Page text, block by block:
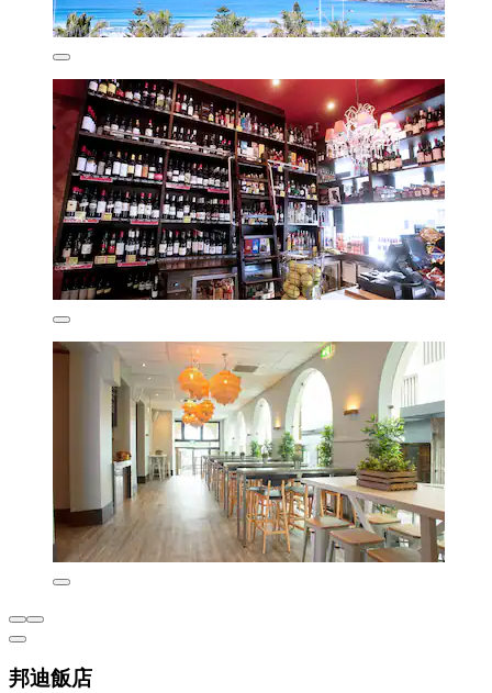
邦迪飯店